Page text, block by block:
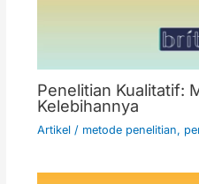
Penelitian Kualitatif:
Kelebihannya
Artikel / metode penelitian,